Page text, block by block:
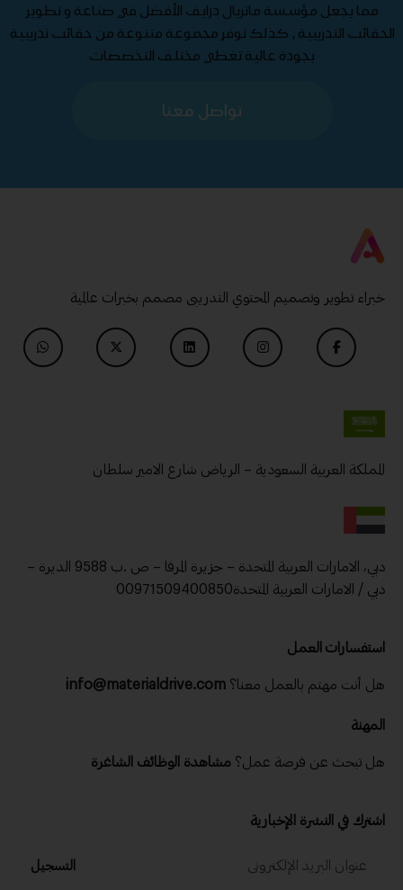
مما يجعل مؤسسة ماتريال درايف الأفضل في صناعة و تطوير
الحقائب التدريبية , كذلك نوفر مجموعة متنوعة من حقائب تدريبية
بجودة عالية تغطي مختلف التخصصات
تواصل معنا
خبراء تطوير وتصميم المحتوي التدريبى مصمم بخبرات عالمية
المملكة العربية السعودية – الرياض شارع الامير سلطان
دبي، الامارات العربية المتحدة – جزيرة المرفا – ص .ب 9588 الديرة –
دبي / الامارات العربية المتحدة00971509400850
استفسارات العمل
هل أنت مهتم بالعمل معنا؟ info@materialdrive.com
المهنة
هل تبحث عن فرصة عمل؟ مشاهدة الوظائف الشاغرة
اشترك في النشرة الإخبارية
التسجيل